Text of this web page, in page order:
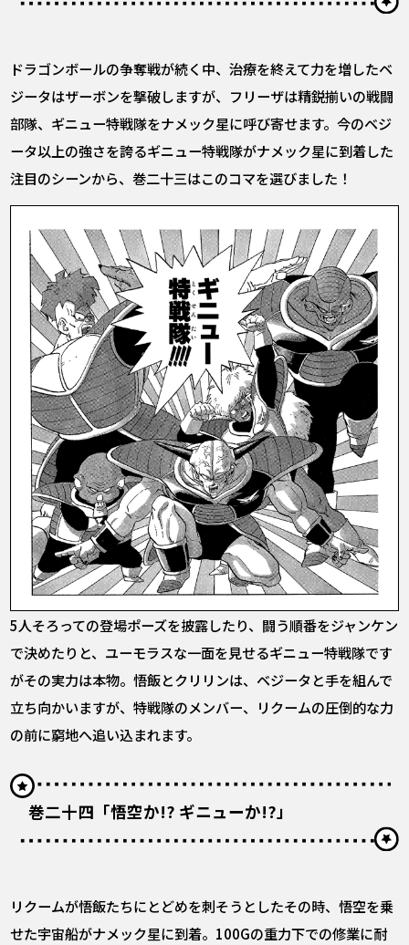
ドラゴンボールの争奪戦が続く中、治療を終えて力を増したベ
ジータはザーボンを撃破しますが、フリーザは精鋭揃いの戦闘
部隊、ギニュー特戦隊をナメック星に呼び寄せます。今のベジ
ータ以上の強さを誇るギニュー特戦隊がナメック星に到着した
注目のシーンから、巻二十三はこのコマを選びました！
5人そろっての登場ポーズを披露したり、闘う順番をジャンケン
で決めたりと、ユーモラスな一面を見せるギニュー特戦隊です
がその実力は本物。悟飯とクリリンは、ベジータと手を組んで
立ち向かいますが、特戦隊のメンバー、リクームの圧倒的な力
の前に窮地へ追い込まれます。
巻二十四「悟空か!? ギニューか!?」
リクームが悟飯たちにとどめを刺そうとしたその時、悟空を乗
せた宇宙船がナメック星に到着。100Gの重力下での修業に耐